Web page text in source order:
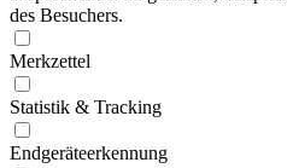
des Besuchers.
Merkzettel
Statistik & Tracking
Endgeräteerkennung